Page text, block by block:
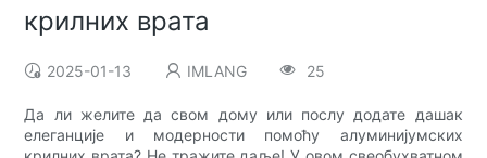
крилних врата
2025-01-13 IMLANG 25
Да ли желите да свом дому или послу додате дашак
елеганције и модерности помоћу алуминијумских